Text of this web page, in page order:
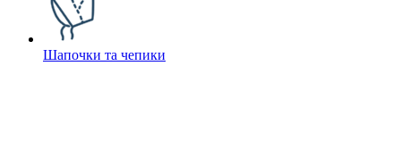
Шапочки та чепики